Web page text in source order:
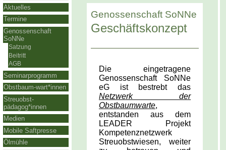
Aktuelles
Termine
Genossenschaft
SoNNe
Satzung
Beitritt
AGB
Seminarprogramm
Obstbaum-wart*innen
Streuobst-
pädagog*innen
Medien
Mobile Saftpresse
Ölmühle
Genossenschaft SoNNe
Geschäftskonzept
Die eingetragene
Genossenschaft SoNNe
eG ist bestrebt das
Netzwerk der
Obstbaumwarte,
entstanden aus dem
LEADER Projekt
Kompetenznetzwerk
Streuobstwiesen, weiter